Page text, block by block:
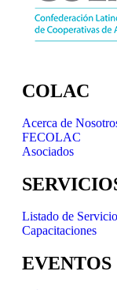
COLAC
Acerca de
FECOLAC
Asociados
Listado de
Capacitaciones
EVENTOS